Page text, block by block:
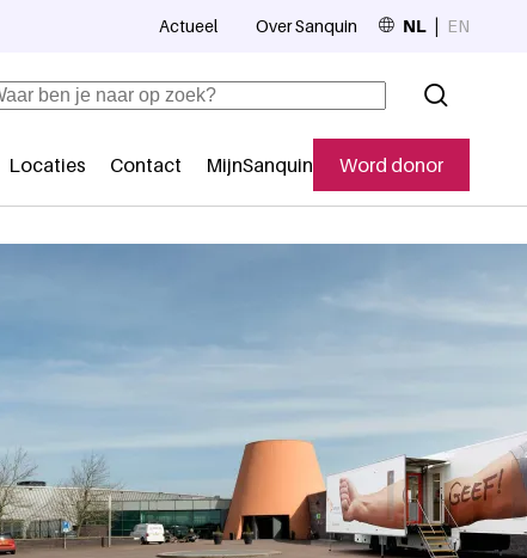
Secundaire navigatie
Locaties Contact MijnSanquin Word donor
Actueel Over Sanquin NL EN
Zoeken